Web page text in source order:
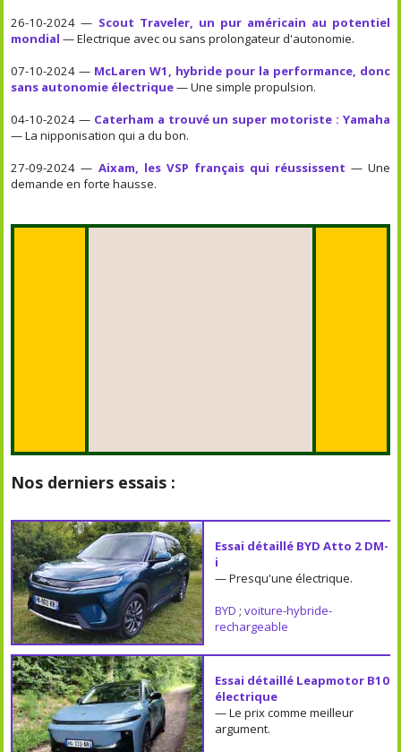
26-10-2024 — Scout Traveler, un pur américain au potentiel
mondial — Electrique avec ou sans prolongateur d'autonomie.
07-10-2024 — McLaren W1, hybride pour la performance, donc
sans autonomie électrique— Une simple propulsion.
04-10-2024 — Caterham a trouvé un super motoriste : Yamaha
— La nipponisation qui a du bon.
27-09-2024 — Aixam, les VSP français qui réussissent — Une
demande en forte hausse.
Nos derniers essais :
Essai détaillé BYD Atto 2 DM-
i
— Presqu'une électrique.
BYD ; voiture-hybride-
rechargeable
Essai détaillé Leapmotor B10
électrique
— Le prix comme meilleur
argument.